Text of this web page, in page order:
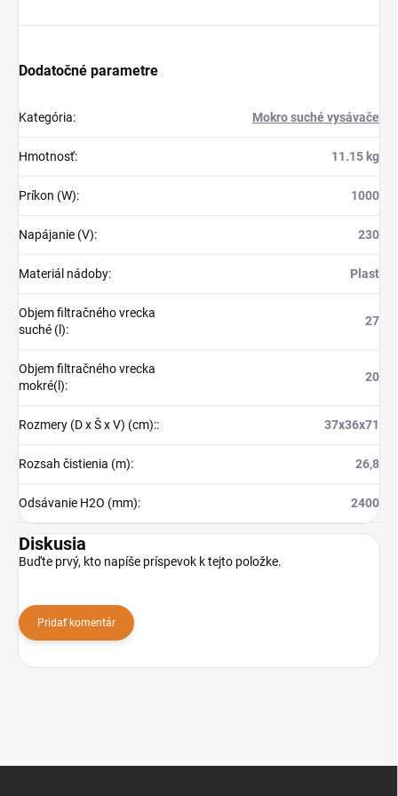
Dodatočné parametre
Kategória: Mokro suché vysávače
Hmotnosť: 11.15 kg
Príkon (W): 1000
Napájanie (V): 230
Materiál nádoby: Plast
Objem filtračného vrecka
suché (l):
27
Objem filtračného vrecka
mokré(l):
20
Rozmery (D x Š x V) (cm):: 37x36x71
Rozsah čistienia (m): 26,8
Odsávanie H2O (mm): 2400
Diskusia
Buďte prvý, kto napíše príspevok k tejto položke.
Pridať komentár